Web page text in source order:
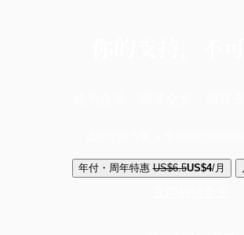
年付・周年特惠 US$6.5US$4/月